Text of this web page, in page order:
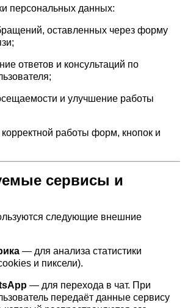
персональных данных:
оставленных через форму
ответов и консультаций по
и улучшение работы
работы форм, кнопок и
сервисы и
следующие внешние
— для анализа статистики
и пиксели).
— для перехода в чат. При
передаёт данные сервису